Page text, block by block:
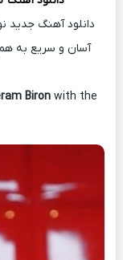
دانلود آهنگ جدید
آسان و سریع به
Biron with the